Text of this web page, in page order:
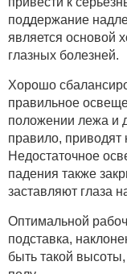
поддержание
является основой
глазных болезней.
Хорошо
правильное
положении лежа и
правило, приводят
Недостаточное
падения также
заставляют глаза
Оптимальной
подставка,
быть такой